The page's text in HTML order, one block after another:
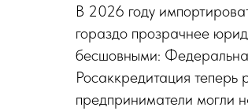
В 2026 году
гораздо прозрачнее
бесшовными:
Росаккредитация
предприниматели могли